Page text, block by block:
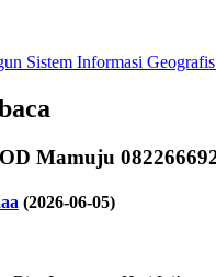
Sistem Informasi
Mamuju
(2026-06-05)